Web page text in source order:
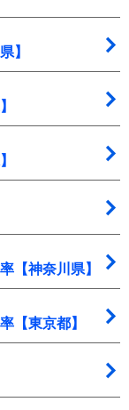
】
【神奈川県】
【東京都】